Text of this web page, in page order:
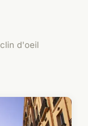
d'oeil